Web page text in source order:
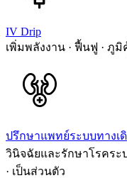
IV Drip
เพิ่มพลังงาน · ฟื้นฟู · ภู
ปรึกษาแพทย์ระบบทางเ
วินิจฉัยและรักษาโรคระ
· เป็นส่วนตัว